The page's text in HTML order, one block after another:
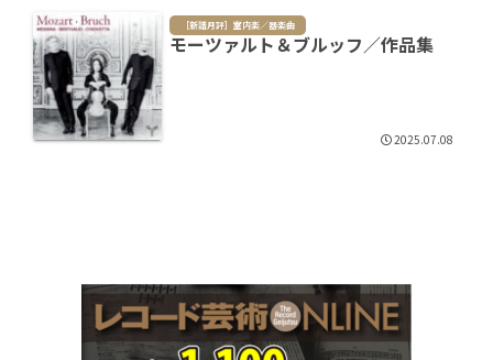
［新譜月評］室内楽／器楽曲
モーツァルト＆ブルッフ／作品集
2025.07.08